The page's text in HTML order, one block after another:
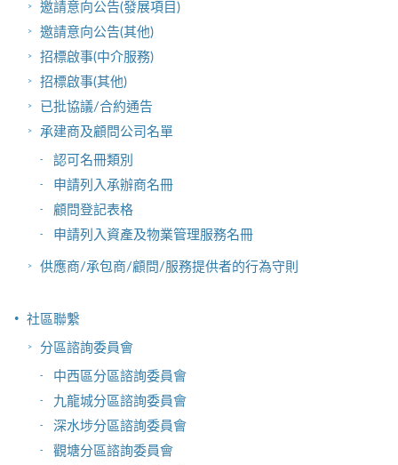
邀請意向公告(發展項目)
邀請意向公告(其他)
招標啟事(中介服務)
招標啟事(其他)
已批協議/合約通告
承建商及顧問公司名單
認可名冊類別
申請列入承辦商名冊
顧問登記表格
申請列入資產及物業管理服務名冊
供應商/承包商/顧問/服務提供者的行為守則
社區聯繫
分區諮詢委員會
中西區分區諮詢委員會
九龍城分區諮詢委員會
深水埗分區諮詢委員會
觀塘分區諮詢委員會